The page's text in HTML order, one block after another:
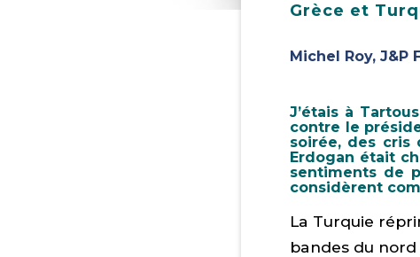
Grèce et
Michel Roy, J&P
J’étais à
contre le
soirée, des cris
Erdogan était
sentiments de
considèrent
La Turquie
bandes du